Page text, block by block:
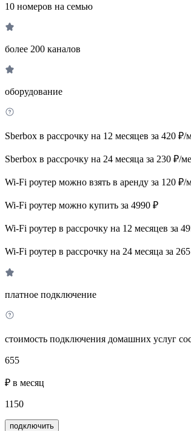
10 номеров на семью
более 200 каналов
оборудование
Sberbox в рассрочку на 12 месяцев за 420 ₽/
Sberbox в рассрочку на 24 месяца за 230 ₽/
Wi-Fi роутер можно взять в аренду за 120 ₽/
Wi-Fi роутер можно купить за 4990 ₽
Wi-Fi роутер в рассрочку на 12 месяцев за
Wi-Fi роутер в рассрочку на 24 месяца за
платное подключение
стоимость подключения домашних услуг
655
₽ в месяц
1150
подключить